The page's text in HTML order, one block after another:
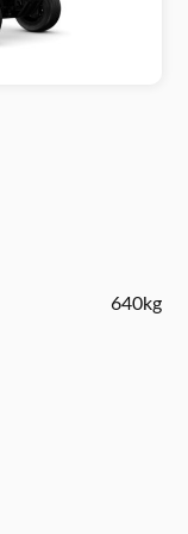
640kg